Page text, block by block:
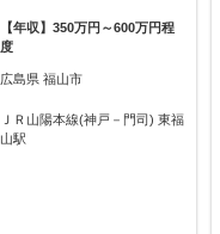
【年収】350万円～600万円程
度
広島県 福山市
ＪＲ山陽本線(神戸－門司) 東福
山駅